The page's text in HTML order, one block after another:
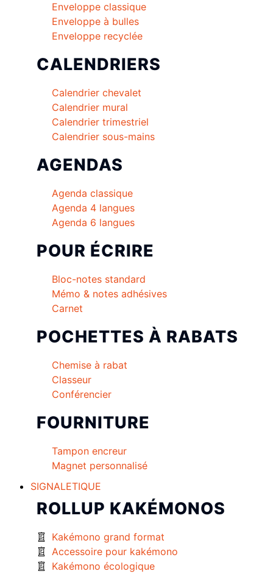
Enveloppe classique
Enveloppe à bulles
Enveloppe recyclée
CALENDRIERS
Calendrier chevalet
Calendrier mural
Calendrier trimestriel
Calendrier sous-mains
AGENDAS
Agenda classique
Agenda 4 langues
Agenda 6 langues
POUR ÉCRIRE
Bloc-notes standard
Mémo & notes adhésives
Carnet
POCHETTES À RABATS
Chemise à rabat
Classeur
Conférencier
FOURNITURE
Tampon encreur
Magnet personnalisé
SIGNALETIQUE
ROLLUP KAKÉMONOS
Kakémono grand format
Accessoire pour kakémono
Kakémono écologique